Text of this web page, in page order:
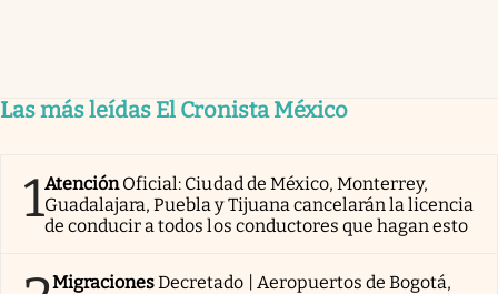
Las más leídas El Cronista México
1AtenciónOficial: Ciudad de México, Monterrey,
Guadalajara, Puebla y Tijuana cancelarán la licencia
de conducir a todos los conductores que hagan esto
MigracionesDecretado | Aeropuertos de Bogotá,